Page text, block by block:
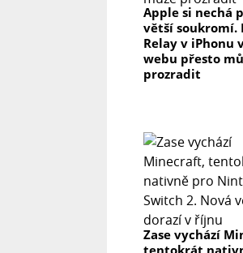
Apple si nechá
větší soukromí.
Relay v iPhonu
webu přesto
prozradit
Zase vychází
tentokrát